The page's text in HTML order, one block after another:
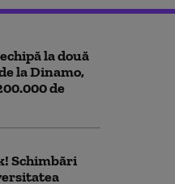
la două
la Dinamo,
de
Schimbări